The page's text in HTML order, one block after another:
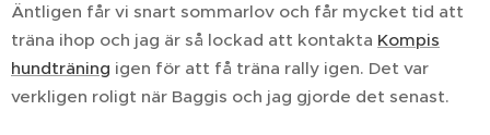
Äntligen får vi snart sommarlov och får mycket tid att
träna ihop och jag är så lockad att kontakta Kompis
hundträning igen för att få träna rally igen. Det var
verkligen roligt när Baggis och jag gjorde det senast.